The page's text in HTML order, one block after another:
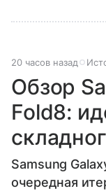
20 часов назад
Обзор
Fold8:
Samsung
очередная